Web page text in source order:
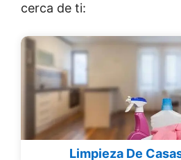
cerca de ti:
Limpieza De